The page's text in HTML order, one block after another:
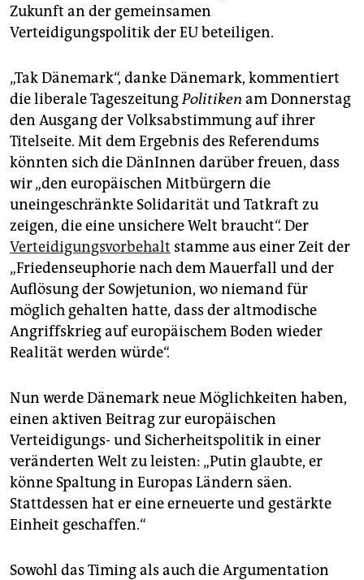
Zukunft an der gemeinsamen
Verteidigungspolitik der EU beteiligen.
„Tak Dänemark“, danke Dänemark, kommentiert
die liberale TageszeitungPolitiken am Donnerstag
den Ausgang der Volksabstimmung auf ihrer
Titelseite. Mit dem Ergebnis des Referendums
könnten sich die DänInnen darüber freuen, dass
wir „den europäischen Mitbürgern die
uneingeschränkte Solidarität und Tatkraft zu
zeigen, die eine unsichere Welt braucht“. Der
Verteidigungsvorbehalt stamme aus einer Zeit der
„Friedenseuphorie nach dem Mauerfall und der
Auflösung der Sowjetunion, wo niemand für
möglich gehalten hatte, dass der altmodische
Angriffskrieg auf europäischem Boden wieder
Realität werden würde“.
Nun werde Dänemark neue Möglichkeiten haben,
einen aktiven Beitrag zur europäischen
Verteidigungs- und Sicherheitspolitik in einer
veränderten Welt zu leisten: „Putin glaubte, er
könne Spaltung in Europas Ländern säen.
Stattdessen hat er eine erneuerte und gestärkte
Einheit geschaffen.“
Sowohl das Timing als auch die Argumentation